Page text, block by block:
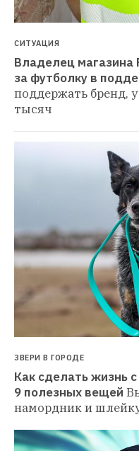
СИТУАЦИЯ
Владелец магазина
за футболку в
поддержать бренд,
тысяч
ЗВЕРИ В ГОРОДЕ
Как сделать жизнь
9 полезных вещей
намордник и